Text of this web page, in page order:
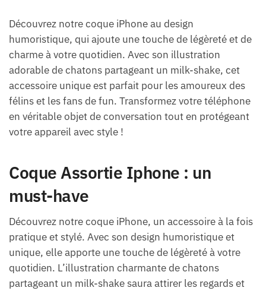
Découvrez notre coque iPhone au design
humoristique, qui ajoute une touche de légèreté et de
charme à votre quotidien. Avec son illustration
adorable de chatons partageant un milk-shake, cet
accessoire unique est parfait pour les amoureux des
félins et les fans de fun. Transformez votre téléphone
en véritable objet de conversation tout en protégeant
votre appareil avec style !
Coque Assortie Iphone : un
must-have
Découvrez notre coque iPhone, un accessoire à la fois
pratique et stylé. Avec son design humoristique et
unique, elle apporte une touche de légèreté à votre
quotidien. L’illustration charmante de chatons
partageant un milk-shake saura attirer les regards et